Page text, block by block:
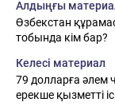
Алдыңғы
Өзбекстан
тобында кім бар?
Келесі материал
79 долларға әлем
ерекше қызметті